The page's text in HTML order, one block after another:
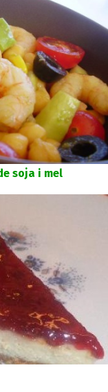
soja i mel